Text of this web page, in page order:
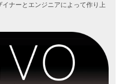
ナーとエンジニアによって作り上